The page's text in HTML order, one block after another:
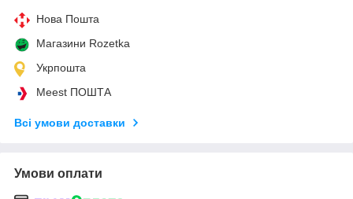
Нова Пошта
Магазини Rozetka
Укрпошта
Meest ПОШТА
Всі умови доставки
Умови оплати